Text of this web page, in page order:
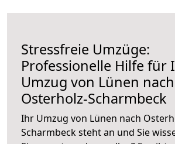
Stressfreie Umzüge:
Professionelle Hilfe für
Umzug von Lünen nach
Osterholz-Scharmbeck
Ihr Umzug von Lünen nach
Scharmbeck steht an und Sie